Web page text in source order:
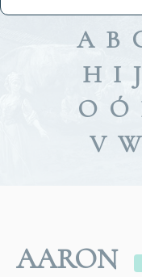
A B
H I J
O Ó
V W
AARON